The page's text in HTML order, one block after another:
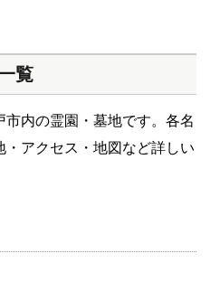
覧
内の霊園・墓地です。各名
アクセス・地図など詳しい